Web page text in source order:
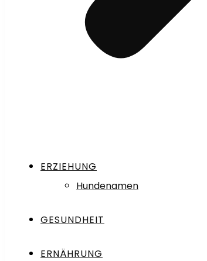
ERZIEHUNG
Hundenamen
GESUNDHEIT
ERNÄHRUNG